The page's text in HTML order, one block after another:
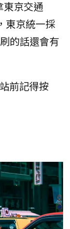
東京交通
東京統一採
的話還會有
前記得按